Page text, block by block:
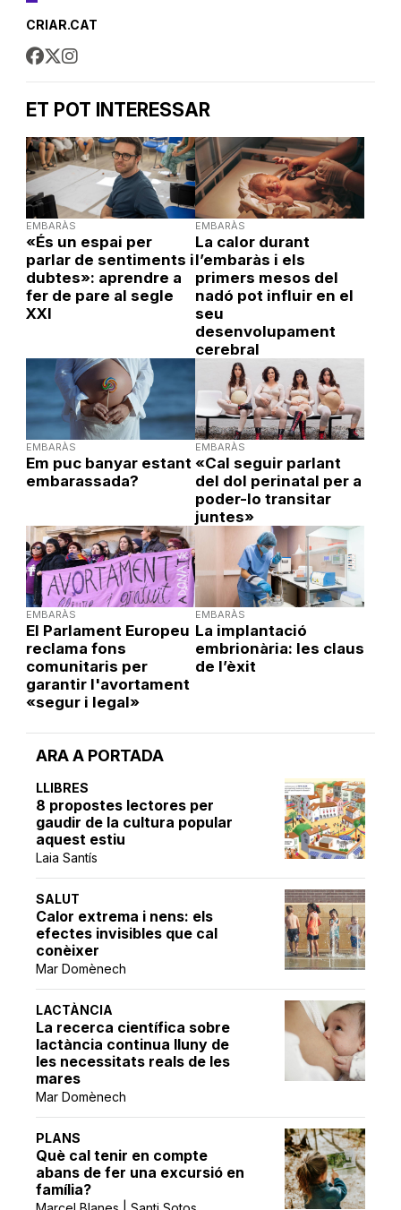
ARA A PORTADA
LLIBRES
8 propostes lectores per
gaudir de la cultura popular
aquest estiu
Laia Santís
SALUT
Calor extrema i nens: els
efectes invisibles que cal
conèixer
Mar Domènech
LACTÀNCIA
La recerca científica sobre
lactància continua lluny de
les necessitats reals de les
mares
Mar Domènech
PLANS
Què cal tenir en compte
abans de fer una excursió en
família?
CRIAR.CAT
ET POT INTERESSAR
EMBARÀS
«És un espai per
parlar de sentiments i
dubtes»: aprendre a
fer de pare al segle
XXI
EMBARÀS
La calor durant
l’embaràs i els
primers mesos del
nadó pot influir en el
seu
desenvolupament
cerebral
EMBARÀS
Em puc banyar estant
embarassada?
EMBARÀS
«Cal seguir parlant
del dol perinatal per a
poder-lo transitar
juntes»
EMBARÀS
El Parlament Europeu
reclama fons
comunitaris per
garantir l'avortament
«segur i legal»
EMBARÀS
La implantació
embrionària: les claus
de l’èxit